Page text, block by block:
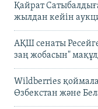
Қайрат
жылдан кейін
АҚШ сенаты
заң жобасын"
Wildberries
Өзбекстан және